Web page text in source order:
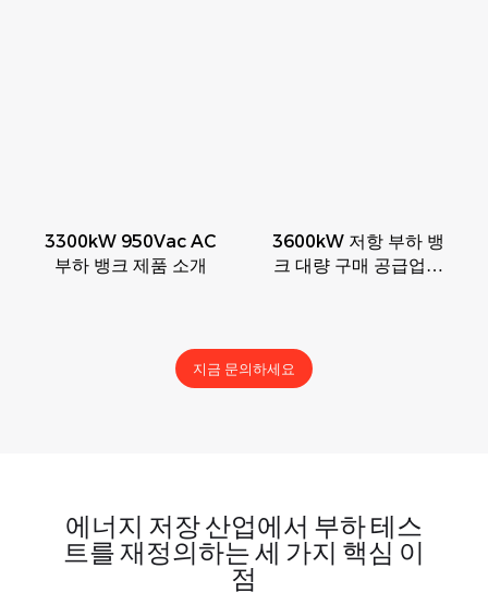
3300kW 950Vac AC
부하 뱅크 제품 소개
3600kW 저항 부하 뱅
크 대량 구매 공급업체
지금 문의하세요
에너지 저장 산업에서 부하 테스
트를 재정의하는 세 가지 핵심 이
점